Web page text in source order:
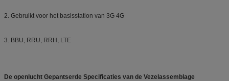
2. Gebruikt voor het basisstation van 3G 4G
3. BBU, RRU, RRH, LTE
De openlucht Gepantserde Specificaties van de Vezelassemblage